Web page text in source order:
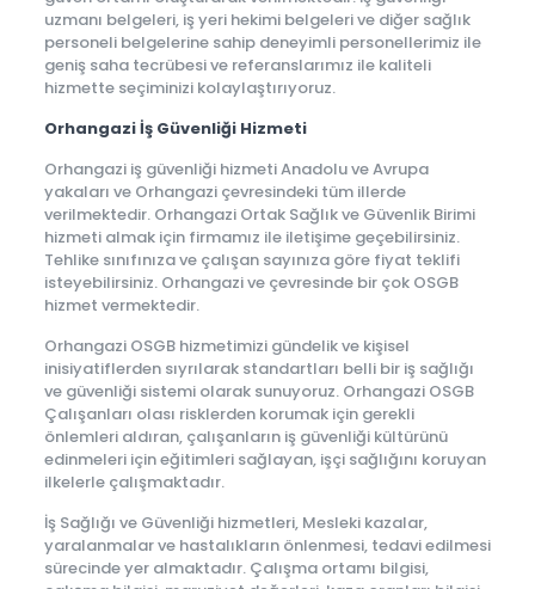
uzmanı belgeleri, iş yeri hekimi belgeleri ve diğer sağlık
personeli belgelerine sahip deneyimli personellerimiz ile
geniş saha tecrübesi ve referanslarımız ile kaliteli
hizmette seçiminizi kolaylaştırıyoruz.
Orhangazi İş Güvenliği Hizmeti
Orhangazi iş güvenliği hizmeti Anadolu ve Avrupa
yakaları ve Orhangazi çevresindeki tüm illerde
verilmektedir. Orhangazi Ortak Sağlık ve Güvenlik Birimi
hizmeti almak için firmamız ile iletişime geçebilirsiniz.
Tehlike sınıfınıza ve çalışan sayınıza göre fiyat teklifi
isteyebilirsiniz. Orhangazi ve çevresinde bir çok OSGB
hizmet vermektedir.
Orhangazi OSGB hizmetimizi gündelik ve kişisel
inisiyatiflerden sıyrılarak standartları belli bir iş sağlığı
ve güvenliği sistemi olarak sunuyoruz. Orhangazi OSGB
Çalışanları olası risklerden korumak için gerekli
önlemleri aldıran, çalışanların iş güvenliği kültürünü
edinmeleri için eğitimleri sağlayan, işçi sağlığını koruyan
ilkelerle çalışmaktadır.
İş Sağlığı ve Güvenliği hizmetleri, Mesleki kazalar,
yaralanmalar ve hastalıkların önlenmesi, tedavi edilmesi
sürecinde yer almaktadır. Çalışma ortamı bilgisi,